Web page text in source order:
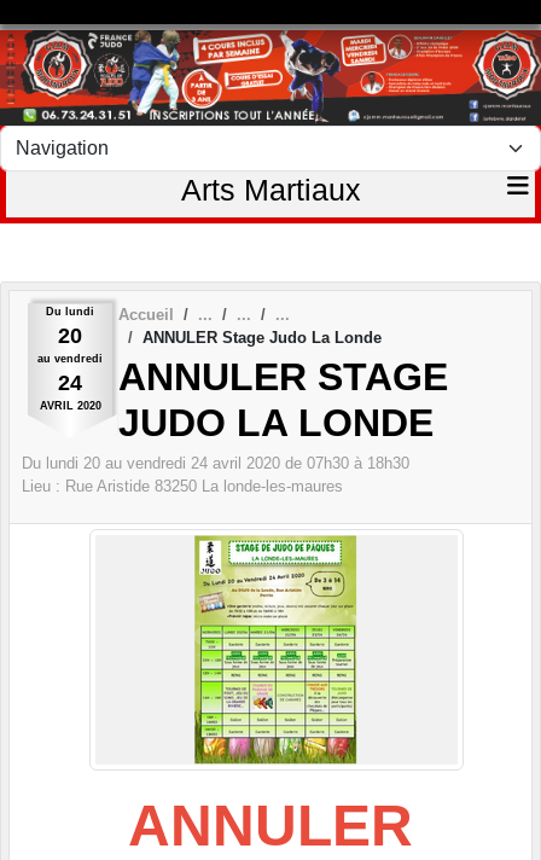
Arts Martiaux
Du lundi
20
au vendredi
24
AVRIL 2020
Accueil
ANNULER Stage Judo La Londe
ANNULER STAGE
JUDO LA LONDE
Du lundi 20 au vendredi 24 avril 2020 de 07h30 à 18h30
Lieu : Rue Aristide 83250 La londe-les-maures
ANNULER